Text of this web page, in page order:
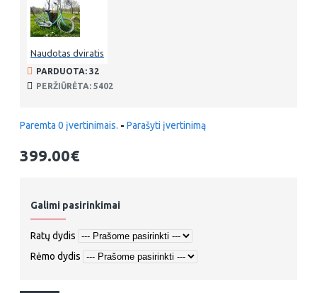
Naudotas dviratis
PARDUOTA: 32
PERŽIŪRĖTA: 5402
Paremta 0 įvertinimais. - Parašyti įvertinimą
399.00€
Galimi pasirinkimai
Ratų dydis
Rėmo dydis